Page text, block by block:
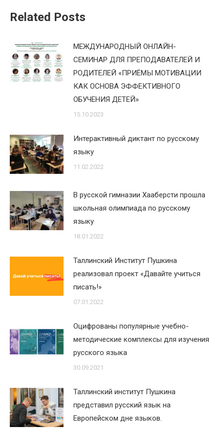
Related Posts
МЕЖДУНАРОДНЫЙ ОНЛАЙН-
СЕМИНАР ДЛЯ ПРЕПОДАВАТЕЛЕЙ И
РОДИТЕЛЕЙ «ПРИЁМЫ МОТИВАЦИИ
КАК ОСНОВА ЭФФЕКТИВНОГО
ОБУЧЕНИЯ ДЕТЕЙ»
15.10.2023
Интерактивный диктант по русскому
языку
11.02.2022
В русской гимназии Хааберсти прошла
школьная олимпиада по русскому
языку
18.01.2022
Таллинский Институт Пушкина
реализовал проект «Давайте учиться
писать!»
07.01.2022
Оцифрованы популярные учебно-
методические комплексы для изучения
русского языка
30.09.2021
Таллинский институт Пушкина
представил русский язык на
Европейском дне языков.